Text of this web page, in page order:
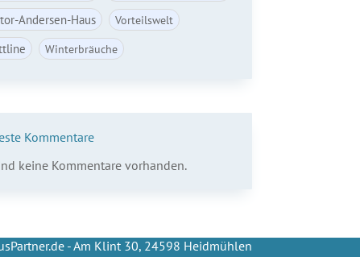
Andersen-Haus Vorteilswelt
Winterbräuche
Kommentare
keine Kommentare vorhanden.
- Am Klint 30, 24598 Heidmühlen